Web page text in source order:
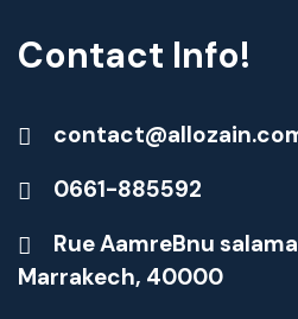
Contact Info!
0661-885592
Rue AamreBnu
Marrakech, 40000